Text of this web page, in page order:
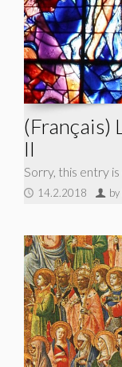
(Français)
II
Sorry, this entry is
14.2.2018